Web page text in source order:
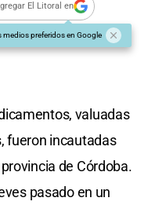
El Litoral en
medios preferidos en Google
valuadas
fueron incautadas
de Córdoba.
pasado en un